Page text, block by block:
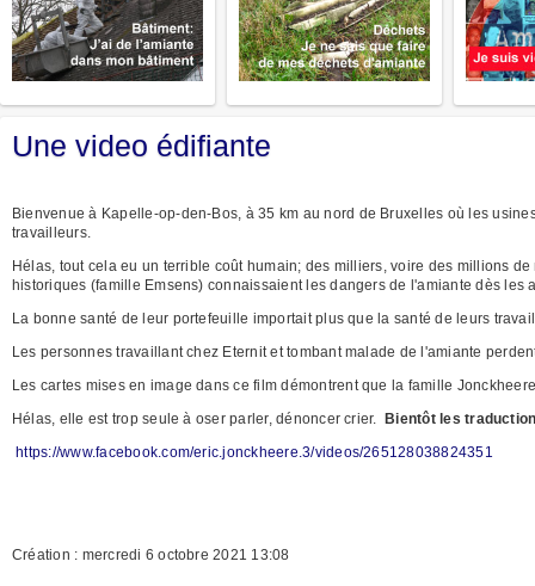
Une video édifiante
Bienvenue à Kapelle-op-den-Bos, à 35 km au nord de Bruxelles où les
travailleurs.
Hélas, tout cela eu un terrible coût humain; des milliers, voire des millions
historiques (famille Emsens) connaissaient les dangers de l'amiante dès les
La bonne santé de leur portefeuille importait plus que la santé de leurs
Les personnes travaillant chez Eternit et tombant malade de l'amiante
Les cartes mises en image dans ce film démontrent que la famille
Hélas, elle est trop seule à oser parler, dénoncer crier.Bientôt les
https://www.facebook.com/eric.jonckheere.3/videos/265128038824351
Création : mercredi 6 octobre 2021 13:08